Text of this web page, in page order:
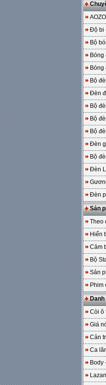
Độ bi
Bộ
Bóng
Bóng
Bộ
Đèn
Bộ
Bộ
Bộ
Đèn
Bộ
Đèn
Đèn
Sản
Theo
Hiển
Cảm
Bộ
Sản
Phim
Danh
Còi ô
Giá
Cản
Ca
Body